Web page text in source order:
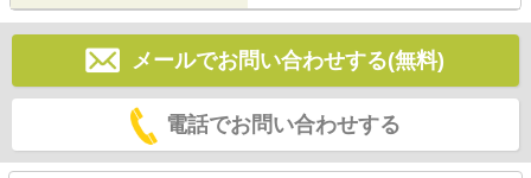
メールでお問い合わせする(無料)
電話でお問い合わせする